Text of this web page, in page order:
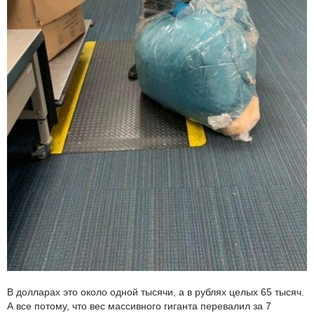
В долларах это около одной тысячи, а в рублях целых 65 тысяч.
А все потому, что вес массивного гиганта перевалил за 7